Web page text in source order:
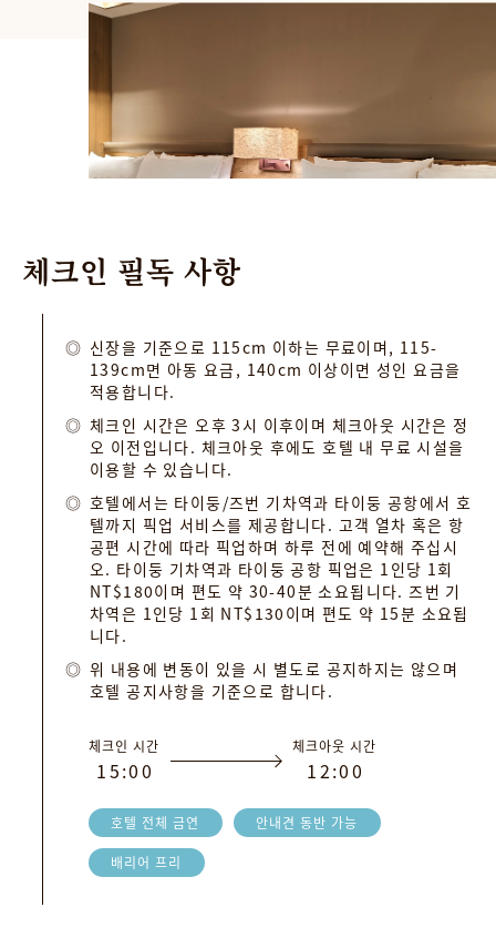
체크인 필독 사항
신장을 기준으로 115cm 이하는 무료이며, 115-
139cm면 아동 요금, 140cm 이상이면 성인 요금을
적용합니다.
체크인 시간은 오후 3시 이후이며 체크아웃 시간은 정
오 이전입니다. 체크아웃 후에도 호텔 내 무료 시설을
이용할 수 있습니다.
호텔에서는 타이둥/즈번 기차역과 타이둥 공항에서 호
텔까지 픽업 서비스를 제공합니다. 고객 열차 혹은 항
공편 시간에 따라 픽업하며 하루 전에 예약해 주십시
오. 타이둥 기차역과 타이둥 공항 픽업은 1인당 1회
NT$180이며 편도 약 30-40분 소요됩니다. 즈번 기
차역은 1인당 1회 NT$130이며 편도 약 15분 소요됩
니다.
위 내용에 변동이 있을 시 별도로 공지하지는 않으며
호텔 공지사항을 기준으로 합니다.
체크인 시간
15:00
체크아웃 시간
12:00
호텔 전체 금연 안내견 동반 가능
배리어 프리